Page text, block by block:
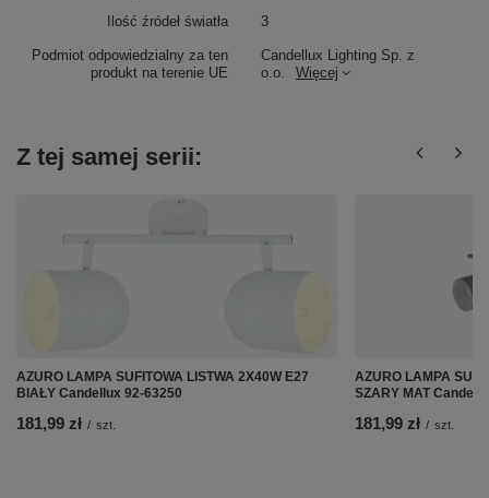
Podmiot odpowiedzialny za ten
produkt na terenie UE
Candellux Lighting Sp. z
o.o.
Więcej
Ilość źródeł światła 3
Z tej samej serii:
AZURO LAMPA SUFITOWA LISTWA 2X40W E27
BIAŁY Candellux 92-63250
181,99 zł / szt.
AZURO LAMPA
SZARY MAT
181,99 zł / szt.